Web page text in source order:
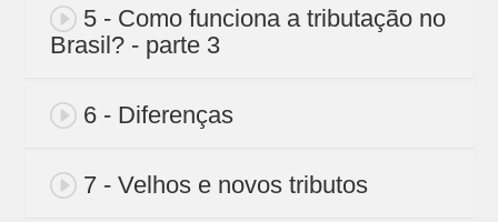
5 - Como funciona a tributação no
Brasil? - parte 3
6 - Diferenças
7 - Velhos e novos tributos